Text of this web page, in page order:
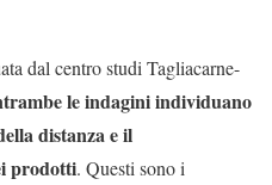
dal centro studi Tagliacarne-
le indagini individuano
distanza e il
prodotti. Questi sono i